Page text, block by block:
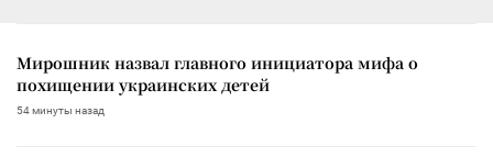
Мирошник назвал главного инициатора мифа о
похищении украинских детей
54 минуты назад